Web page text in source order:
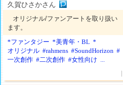
久賀ひさかさん
オリジナル/ファンアートを取り扱い
ます。
*ファンタジー *美青年・BL *
オリジナル #rahmens #SoundHorizon #
一次創作 #二次創作 #女性向け ...